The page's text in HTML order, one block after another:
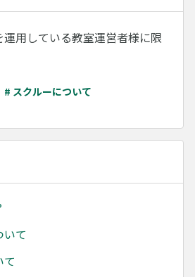
用している教室運営者様に限
# スクルーについて
て
て